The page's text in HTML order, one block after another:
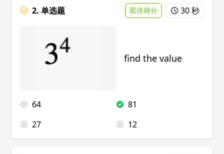
2. 单选题 双倍得分 30 秒
find the value
64
81
27
12